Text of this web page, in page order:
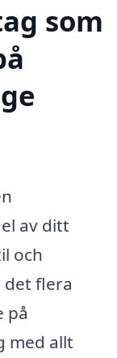
som
av ditt
och
flera
på
med allt